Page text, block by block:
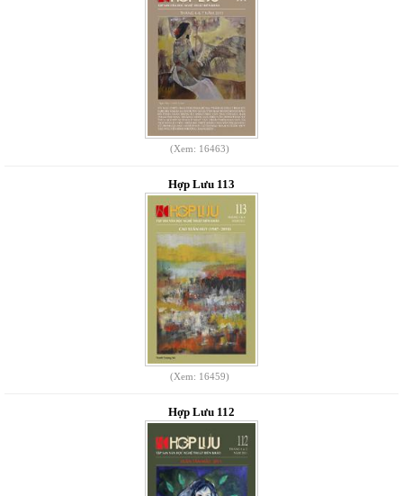
(Xem: 16463)
Hợp Lưu 113
(Xem: 16459)
Hợp Lưu 112